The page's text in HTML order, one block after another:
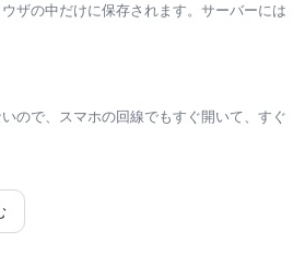
ザの中だけに保存されます。サーバーには
ので、スマホの回線でもすぐ開いて、すぐ